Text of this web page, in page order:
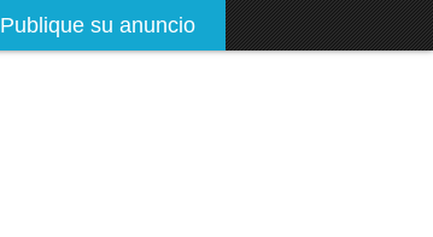
Publique su anuncio